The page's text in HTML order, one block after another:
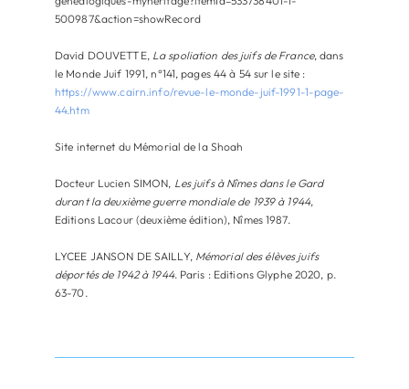
500987&action=showRecord
David DOUVETTE, La spoliation des juifs de France, dans
le Monde Juif 1991, n°141, pages 44 à 54 sur le site :
https://www.cairn.info/revue-le-monde-juif-1991-1-page-
44.htm
Site internet du Mémorial de la Shoah
Docteur Lucien SIMON, Les juifs à Nîmes dans le Gard
durant la deuxième guerre mondiale de 1939 à 1944,
Editions Lacour (deuxième édition), Nîmes 1987.
LYCEE JANSON DE SAILLY, Mémorial des élèves juifs
déportés de 1942 à 1944. Paris : Editions Glyphe 2020, p.
63-70.